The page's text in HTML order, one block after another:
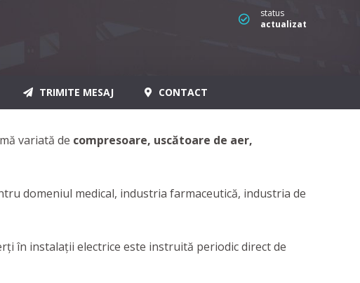
status
actualizat
TRIMITE MESAJ CONTACT
variată de compresoare, uscătoare de aer,
domeniul medical, industria farmaceutică, industria de
în instalații electrice este instruită periodic direct de